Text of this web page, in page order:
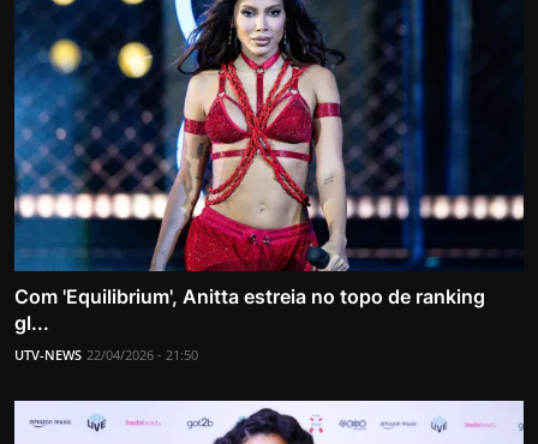
Com 'Equilibrium', Anitta estreia no topo de ranking
gl...
UTV-NEWS 22/04/2026 - 21:50